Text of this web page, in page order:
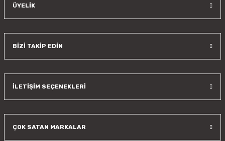
ÜYELİK
BİZİ TAKİP EDİN
İLETİŞİM SEÇENEKLERİ
ÇOK SATAN MARKALAR